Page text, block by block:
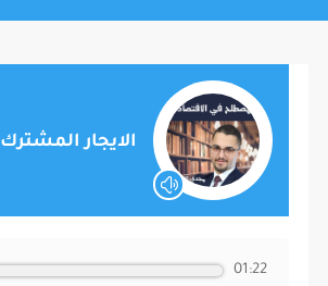
الايجار المشترك
01:22